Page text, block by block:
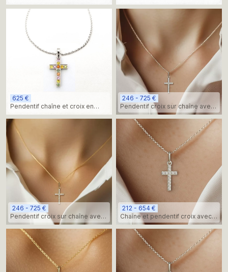
gravée
625 €
Pendentif chaîne et croix en
saphir multicolore
246 - 725 €
Pendentif croix sur chaîne avec
pierres diamantées, or blanc
246 - 725 €
Pendentif croix sur chaîne avec
pierres diamantées, or jaune
212 - 654 €
Chaîne et pendentif croix avec
pierres diamantées, or blanc